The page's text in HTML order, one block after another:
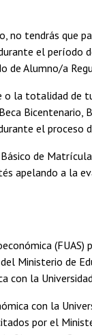
no tendrás que
el período
de Alumno/a
la totalidad de
Bicentenario,
el
de
apelando a la
del Ministerio de
con la
con la
por el